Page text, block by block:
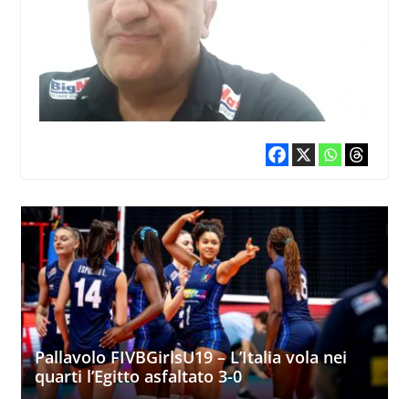
Pallavolo FIVBGirlsU19 – L’Italia vola nei
quarti l’Egitto asfaltato 3-0